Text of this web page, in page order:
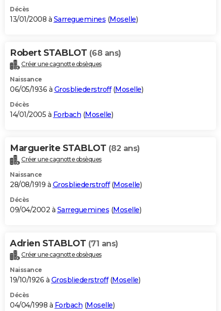
Décès
13/01/2008 à Sarreguemines (Moselle)
Robert STABLOT (68 ans)
Créer une cagnotte obsèques
Naissance
06/05/1936 à Grosbliederstroff(Moselle)
Décès
14/01/2005 à Forbach (Moselle)
Marguerite STABLOT (82 ans)
Créer une cagnotte obsèques
Naissance
28/08/1919 à Grosbliederstroff(Moselle)
Décès
09/04/2002 à Sarreguemines (Moselle)
Adrien STABLOT (71 ans)
Créer une cagnotte obsèques
Naissance
19/10/1926 à Grosbliederstroff(Moselle)
Décès
04/04/1998 à Forbach (Moselle)